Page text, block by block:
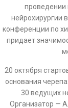
нейрохирургии
конференции по
придает
20 октября
основания
30 ведущих
Организатор —